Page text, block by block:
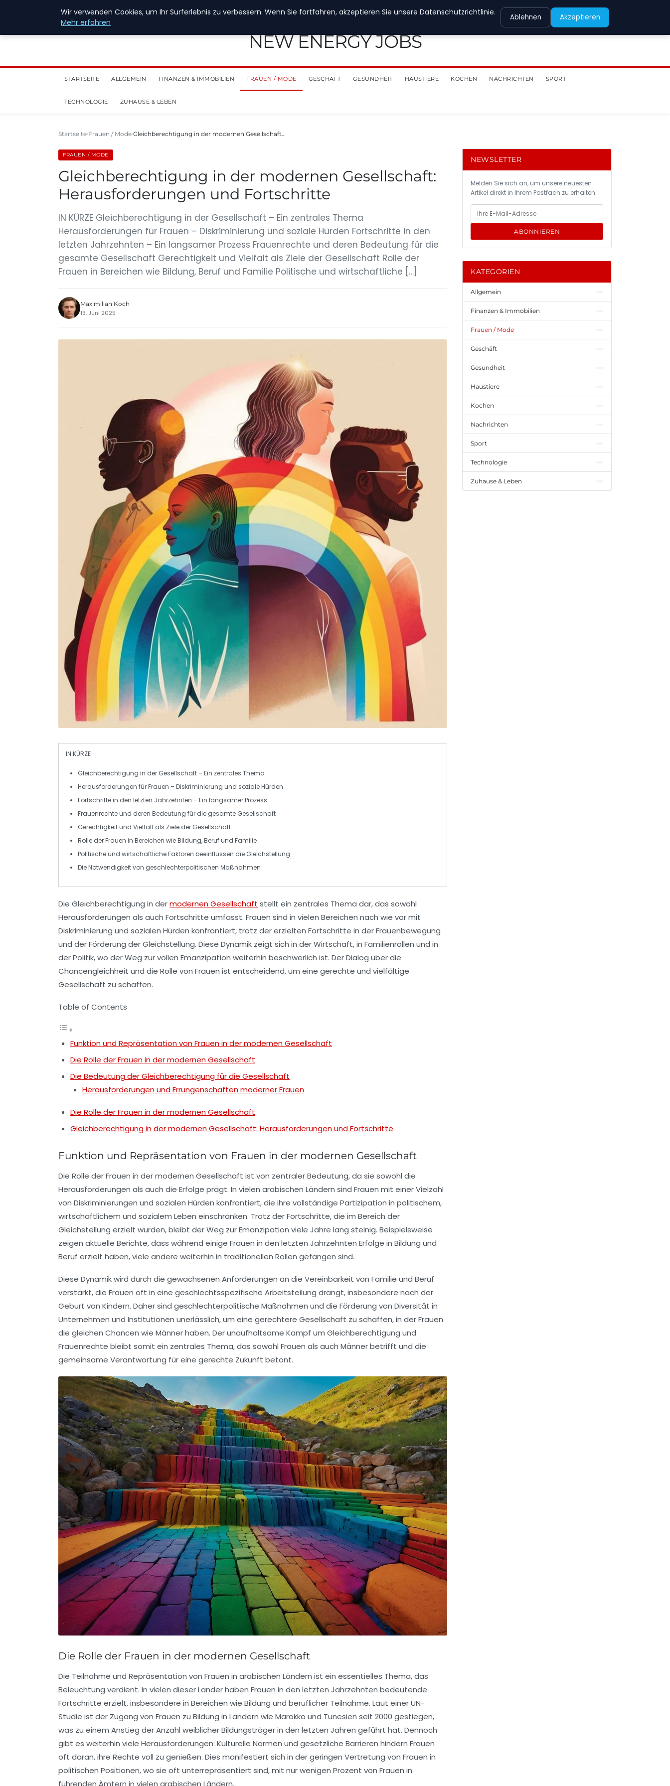
28. Juli 2026
NEW ENERGY JOBS
STARTSEITE ALLGEMEIN FINANZEN & IMMOBILIEN FRAUEN / MODE GESCHÄFT GESUNDHEIT HAUSTIERE KOCHEN NACHRICHTEN SPORT
TECHNOLOGIE ZUHAUSE & LEBEN
Startseite Frauen / Mode Gleichberechtigung in der modernen Gesellschaft…
FRAUEN / MODE
Gleichberechtigung in der modernen Gesellschaft:
Herausforderungen und Fortschritte
IN KÜRZE Gleichberechtigung in der Gesellschaft – Ein zentrales Thema
Herausforderungen für Frauen – Diskriminierung und soziale Hürden Fortschritte in den
letzten Jahrzehnten – Ein langsamer Prozess Frauenrechte und deren Bedeutung für die
gesamte Gesellschaft Gerechtigkeit und Vielfalt als Ziele der Gesellschaft Rolle der
Frauen in Bereichen wie Bildung, Beruf und Familie Politische und wirtschaftliche […]
Maximilian Koch
13. Juni 2025
IN KÜRZE
Gleichberechtigung in der Gesellschaft – Ein zentrales Thema
Herausforderungen für Frauen – Diskriminierung und soziale Hürden
Fortschrittein den letzten Jahrzehnten – Ein langsamer Prozess
Frauenrechteund deren Bedeutung für die gesamte Gesellschaft
Gerechtigkeitund Vielfalt als Ziele der Gesellschaft
Rolle der Frauen in Bereichen wie Bildung, Beruf und Familie
Politische und wirtschaftliche Faktoren beeinflussen die Gleichstellung
Die Notwendigkeit von geschlechterpolitischen Maßnahmen
Die Gleichberechtigung in dermodernen Gesellschaft stellt ein zentrales Thema dar, das sowohl
Herausforderungen als auch Fortschritte umfasst. Frauen sind in vielen Bereichen nach wie vor mit
Diskriminierung und sozialen Hürden konfrontiert, trotz der erzielten Fortschritte in derFrauenbewegung
und der Förderung derGleichstellung. Diese Dynamik zeigt sich in derWirtschaft, in Familienrollen und in
derPolitik, wo der Weg zur vollen Emanzipation weiterhin beschwerlich ist. Der Dialog über die
Chancengleichheit und die Rolle von Frauen ist entscheidend, um eine gerechte und vielfältige
Gesellschaft zu schaffen.
Table of Contents
Funktion und Repräsentation von Frauen in der modernen Gesellschaft
Die Rolle der Frauen in der modernen Gesellschaft
Die Bedeutung der Gleichberechtigung für die Gesellschaft
Herausforderungen und Errungenschaften moderner Frauen
Die Rolle der Frauen in der modernen Gesellschaft
Gleichberechtigung in der modernen Gesellschaft: Herausforderungen und Fortschritte
Funktion und Repräsentation von Frauen in der modernen Gesellschaft
Die Rolle derFrauen in der modernen Gesellschaft ist von zentraler Bedeutung, da sie sowohl die
Herausforderungen als auch die Erfolge prägt. In vielen arabischen Ländern sind Frauen mit einer Vielzahl
von Diskriminierungen und sozialen Hürden konfrontiert, die ihre vollständige Partizipation in politischem,
wirtschaftlichem und sozialem Leben einschränken. Trotz der Fortschritte, die im Bereich der
Gleichstellung erzielt wurden, bleibt der Weg zurEmanzipation viele Jahre lang steinig. Beispielsweise
zeigen aktuelle Berichte, dass während einige Frauen in den letzten Jahrzehnten Erfolge in Bildung und
Beruf erzielt haben, viele andere weiterhin in traditionellen Rollen gefangen sind.
Diese Dynamik wird durch die gewachsenen Anforderungen an die Vereinbarkeit von Familie und Beruf
verstärkt, die Frauen oft in eine geschlechtsspezifische Arbeitsteilung drängt, insbesondere nach der
Geburt von Kindern. Daher sind geschlechterpolitische Maßnahmen und die Förderung von Diversität in
Unternehmen und Institutionen unerlässlich, um eine gerechtere Gesellschaft zu schaffen, in der Frauen
die gleichen Chancen wie Männer haben. Der unaufhaltsame Kampf um Gleichberechtigung und
Frauenrechte bleibt somit ein zentrales Thema, das sowohl Frauen als auch Männer betrifft und die
gemeinsame Verantwortung für eine gerechte Zukunft betont.
Die Rolle der Frauen in der modernen Gesellschaft
Die Teilnahme und Repräsentation von Frauen in arabischen Ländern ist ein essentielles Thema, das
Beleuchtung verdient. In vielen dieser Länder haben Frauen in den letzten Jahrzehnten bedeutende
Fortschritte erzielt, insbesondere in Bereichen wie Bildung und beruflicher Teilnahme. Laut einer UN-
Studie ist der Zugang von Frauen zu Bildung in Ländern wie Marokko und Tunesien seit 2000 gestiegen,
was zu einem Anstieg der Anzahl weiblicher Bildungsträger in den letzten Jahren geführt hat. Dennoch
gibt es weiterhin viele Herausforderungen: Kulturelle Normen und gesetzliche Barrieren hindern Frauen
oft daran, ihre Rechte voll zu genießen. Dies manifestiert sich in der geringen Vertretung von Frauen in
politischen Positionen, wo sie oft unterrepräsentiert sind, mit nur wenigen Prozent von Frauen in
führenden Ämtern in vielen arabischen Ländern.
NEWSLETTER
Melden Sie sich an, um unsere neuesten
Artikel direkt in Ihrem Postfach zu erhalten.
ABONNIEREN
KATEGORIEN
Allgemein
Finanzen & Immobilien
Frauen / Mode
Geschäft
Gesundheit
Haustiere
Kochen
Nachrichten
Sport
Technologie
Zuhause & Leben
Wir verwenden Cookies, um Ihr Surferlebnis zu verbessern. Wenn Sie fortfahren, akzeptieren Sie unsere Datenschutzrichtlinie.
Mehr erfahren
Ablehnen Akzeptieren